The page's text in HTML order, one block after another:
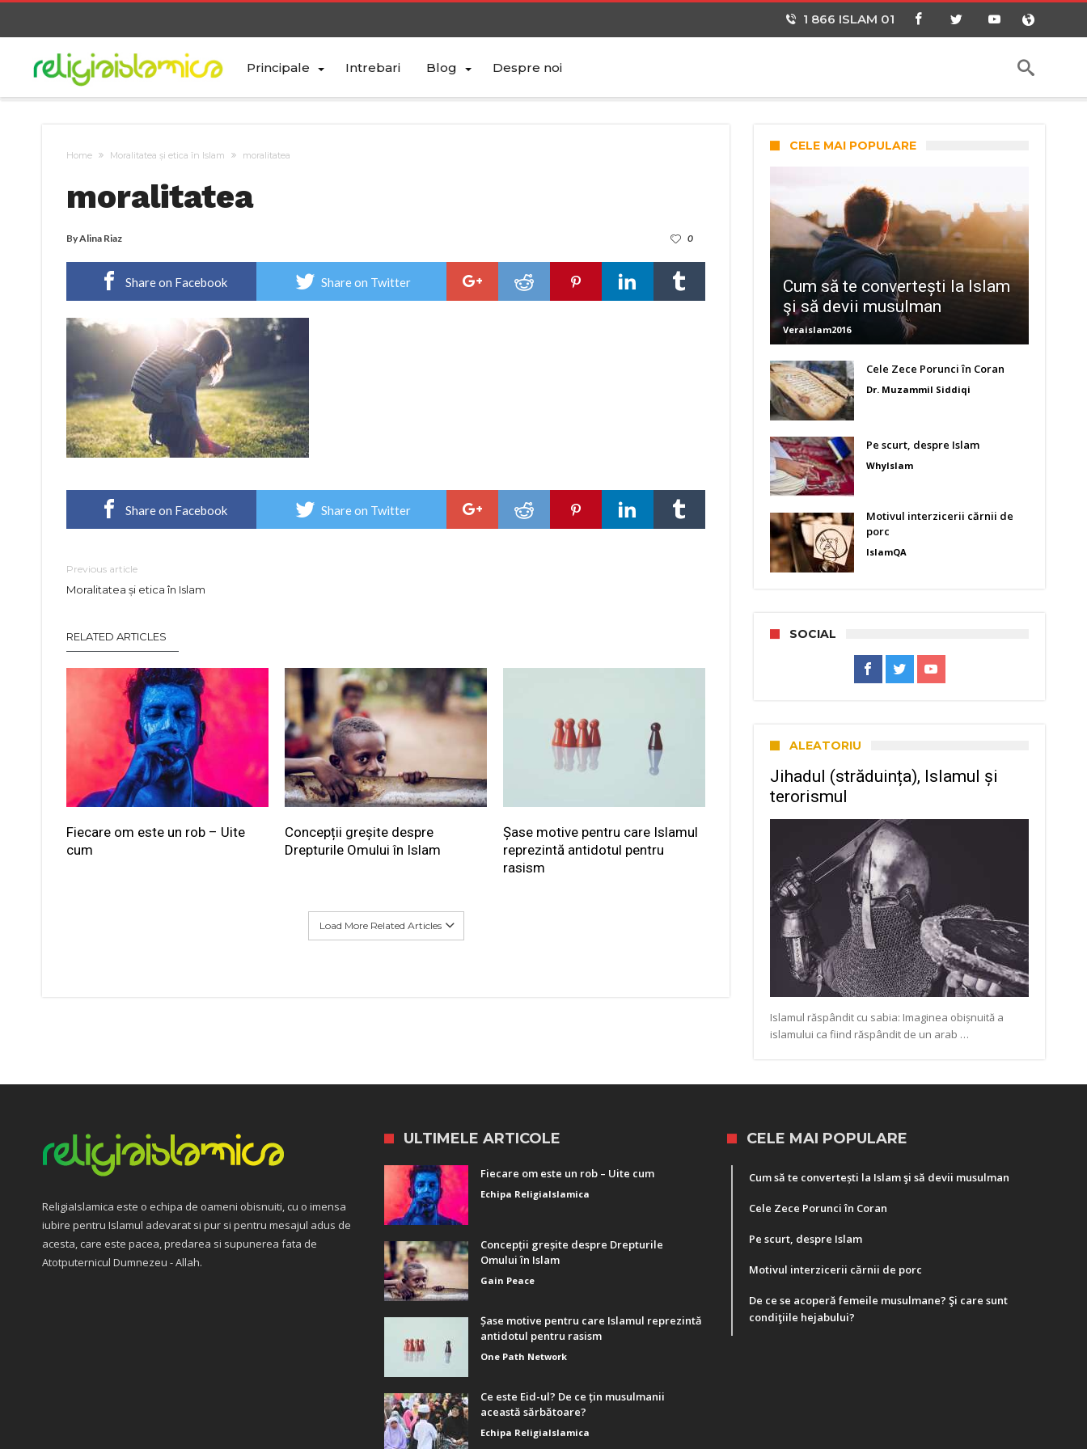
1 866 ISLAM 01
Principale Intrebari Blog Despre noi
Home Moralitatea și etica în Islam moralitatea
moralitatea
ByAlina Riaz 0
Share on Facebook Share on Twitter
Share on Facebook Share on Twitter
Previous article
Moralitatea și etica în Islam
RELATED ARTICLES
Fiecare om este un rob – Uite
cum
Concepții greșite despre
Drepturile Omului în Islam
Șase motive pentru care Islamul
reprezintă antidotul pentru
rasism
Load More Related Articles
CELE MAI POPULARE
Cum să te convertești la Islam
şi să devii musulman
Veraislam2016
Cele Zece Porunci în Coran
Dr. Muzammil Siddiqi
Pe scurt, despre Islam
WhyIslam
Motivul interzicerii cărnii de
porc
IslamQA
SOCIAL
ALEATORIU
Jihadul (străduința), Islamul și
terorismul
Islamul răspândit cu sabia: Imaginea obișnuită a
islamului ca fiind răspândit de un arab …
ReligiaIslamica este o echipa de oameni obisnuiti, cu o imensa
iubire pentru Islamul adevarat si pur si pentru mesajul adus de
acesta, care este pacea, predarea si supunerea fata de
Atotputernicul Dumnezeu - Allah.
ULTIMELE ARTICOLE
Fiecare om este un rob – Uite cum
Echipa ReligiaIslamica
Concepții greșite despre Drepturile
Omului în Islam
Gain Peace
Șase motive pentru care Islamul reprezintă
antidotul pentru rasism
One Path Network
Ce este Eid-ul? De ce țin musulmanii
această sărbătoare?
Echipa ReligiaIslamica
CELE MAI POPULARE
Cum să te convertești la Islam şi să devii musulman
Cele Zece Porunci în Coran
Pe scurt, despre Islam
Motivul interzicerii cărnii de porc
De ce se acoperă femeile musulmane? Şi care sunt
condiţiile hejabului?